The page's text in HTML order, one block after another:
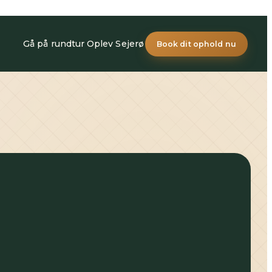
Gå på rundtur Oplev Sejerø Book dit ophold nu